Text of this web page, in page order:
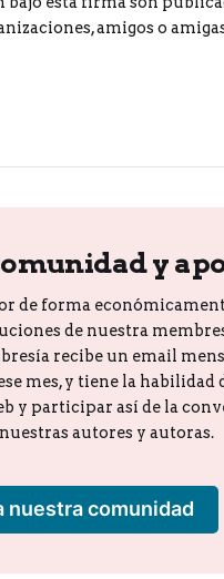
amigos o
y
de forma
de nuestra
recibe un email
mes, y tiene la habilidad
y participar así de la
autores y autoras.
nuestra comunidad